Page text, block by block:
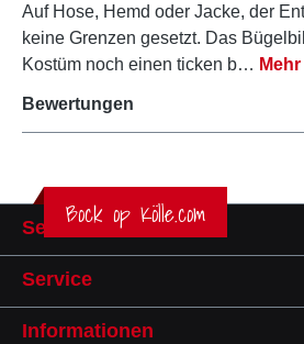
Auf Hose, Hemd oder Jacke, der
keine Grenzen gesetzt. Das
Kostüm noch einen ticken b… Mehr
Bewertungen
Bock op Kölle.com
Service-Hotline
Service
Informationen